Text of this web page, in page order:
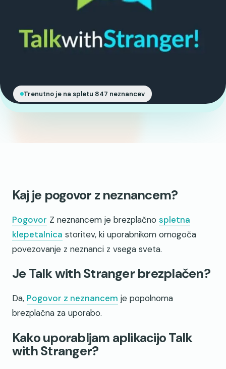
Trenutno je na spletu 847 neznancev
Kaj je pogovor z neznancem?
Pogovor Z neznancem je brezplačno spletna
klepetalnica storitev, ki uporabnikom omogoča
povezovanje z neznanci z vsega sveta.
Je Talk with Stranger brezplačen?
Da, Pogovor z neznancem je popolnoma
brezplačna za uporabo.
Kako uporabljam aplikacijo Talk
with Stranger?